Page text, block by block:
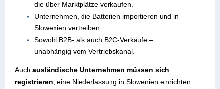
die über Marktplätze verkaufen.
Unternehmen, die Batterien importieren und in
Slowenien vertreiben.
Sowohl B2B- als auch B2C-Verkäufe –
unabhängig vom Vertriebskanal.
Auch ausländische Unternehmen müssen sich
registrieren , eine Niederlassung in Slowenien einrichten